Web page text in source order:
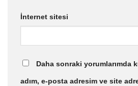
İnternet sitesi
Daha sonraki yorumlarımda
adım, e-posta adresim ve site